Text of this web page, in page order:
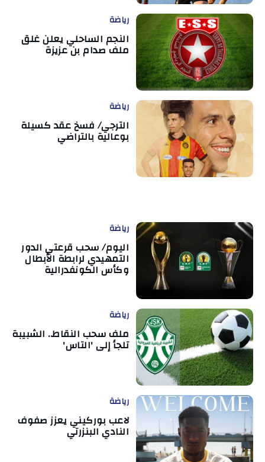
رياضة
النجم الساحلي يعلن غلق
ملف صدام بن عزيزة
رياضة
الترجي/ فسخ عقد كسيلة
بوعالية بالتراضي
رياضة
اليوم/ سحب قرعتي الدور
التمهيدي لرابطة الأبطال
وكأس الكونفدرالية
رياضة
ملف سحب النقاط.. الشبيبة
تلجأ إلى 'التاس'
رياضة
لاعب بوركيني يعزز صفوف
النادي البنزرتي